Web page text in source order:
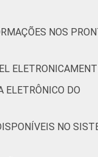
NOS
ELETRÔNICO DO
NO